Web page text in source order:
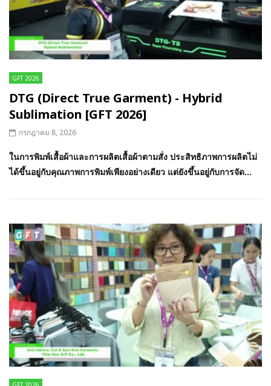
GFT 2026
DTG (Direct True Garment) - Hybrid
Sublimation [GFT 2026]
กรกฎาคม 8, 2026
ในการพิมพ์เสื้อผ้าและการผลิตเสื้อผ้าตามสั่ง ประสิทธิภาพการผลิตไม่
ได้ขึ้นอยู่กับคุณภาพการพิมพ์เพียงอย่างเดียว แต่ยังขึ้นอยู่กับการจัด...